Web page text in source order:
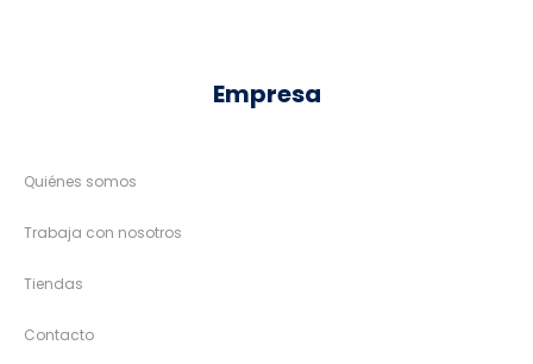
Empresa
Quiénes somos
Trabaja con nosotros
Tiendas
Contacto